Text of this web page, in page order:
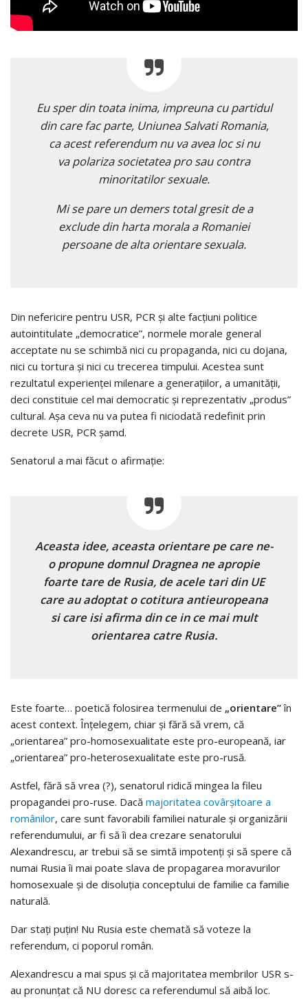
Eu sper din toata inima, impreuna cu partidul
din care fac parte, Uniunea Salvati Romania,
ca acest referendum nu va avea loc si nu
va polariza societatea pro sau contra
minoritatilor sexuale.
Mi se pare un demers total gresit de a
exclude din harta morala a Romaniei
persoane de alta orientare sexuala.
Din nefericire pentru USR, PCR și alte facțiuni politice
autointitulate „democratice”, normele morale general
acceptate nu se schimbă nici cu propaganda, nici cu dojana,
nici cu tortura și nici cu trecerea timpului. Acestea sunt
rezultatul experienței milenare a generațiilor, a umanității,
deci constituie cel mai democratic și reprezentativ „produs”
cultural. Așa ceva nu va putea fi niciodată redefinit prin
decrete USR, PCR șamd.
Senatorul a mai făcut o afirmație:
Aceasta idee, aceasta orientare pe care ne-
o propune domnul Dragnea ne apropie
foarte tare de Rusia, de acele tari din UE
care au adoptat o cotitura antieuropeana
si care isi afirma din ce in ce mai mult
orientarea catre Rusia.
Este foarte… poetică folosirea termenului de „orientare”în
acest context. Înțelegem, chiar și fără să vrem, că
„orientarea” pro-homosexualitate este pro-europeană, iar
„orientarea” pro-heterosexualitate este pro-rusă.
Astfel, fără să vrea (?), senatorul ridică mingea la fileu
propagandei pro-ruse. Dacă majoritatea covârșitoare a
românilor, care sunt favorabili familiei naturale și organizării
referendumului, ar fi să îi dea crezare senatorului
Alexandrescu, ar trebui să se simtă impotenți și să spere că
numai Rusia îi mai poate slava de propagarea moravurilor
homosexuale și de disoluția conceptului de familie ca familie
naturală.
Dar stați puțin! Nu Rusia este chemată să voteze la
referendum, ci poporul român.
Alexandrescu a mai spus și că majoritatea membrilor USR s-
au pronunțat că NU doresc ca referendumul să aibă loc.